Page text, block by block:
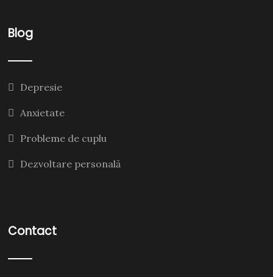
Blog
Depresie
Anxietate
Probleme de cuplu
Dezvoltare personală
Contact